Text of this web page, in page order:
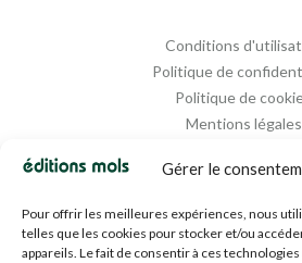
Gérer le
Pour offrir les meilleures expériences, nous
telles que les cookies pour stocker et/ou
appareils. Le fait de consentir à ces
Conditions
Politique de
Politique de
Mentions légales